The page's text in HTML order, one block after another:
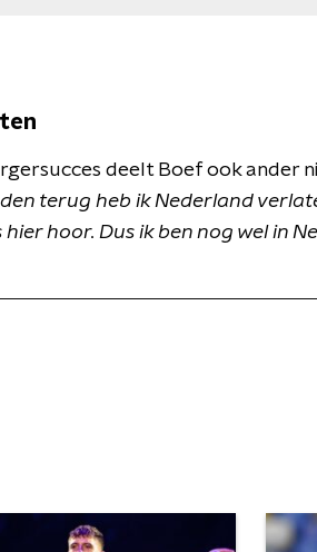
deelt Boef ook ander
terug heb ik Nederland
hoor. Dus ik ben nog wel in